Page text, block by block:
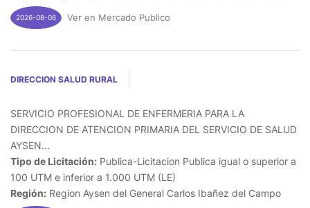
2026-08-06 Ver en Mercado Publico
DIRECCION SALUD RURAL
SERVICIO PROFESIONAL DE ENFERMERIA PARA LA
DIRECCION DE ATENCION PRIMARIA DEL SERVICIO DE SALUD
AYSEN...
Tipo de Licitación: Publica-Licitacion Publica igual o superior a
100 UTM e inferior a 1.000 UTM (LE)
Región: Region Aysen del General Carlos Ibañez del Campo